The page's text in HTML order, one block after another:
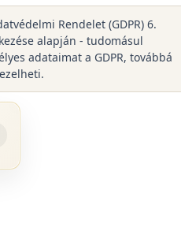
Rendelet (GDPR) 6.
alapján - tudomásul
adataimat a GDPR, továbbá